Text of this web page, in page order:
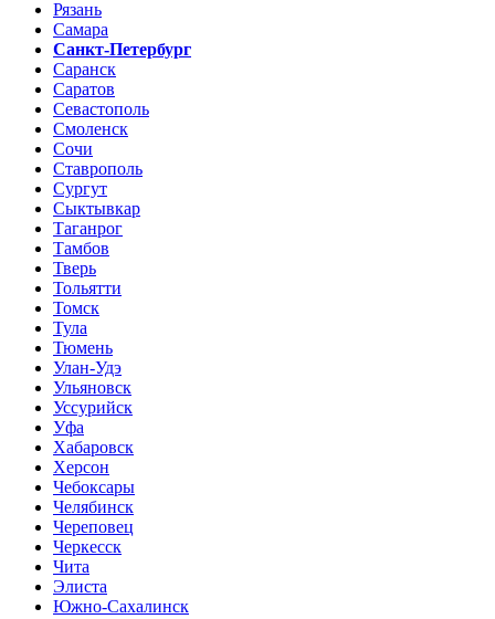
Рязань
Самара
Санкт-Петербург
Саранск
Саратов
Севастополь
Смоленск
Сочи
Ставрополь
Сургут
Сыктывкар
Таганрог
Тамбов
Тверь
Тольятти
Томск
Тула
Тюмень
Улан-Удэ
Ульяновск
Уссурийск
Уфа
Хабаровск
Херсон
Чебоксары
Челябинск
Череповец
Черкесск
Чита
Элиста
Южно-Сахалинск